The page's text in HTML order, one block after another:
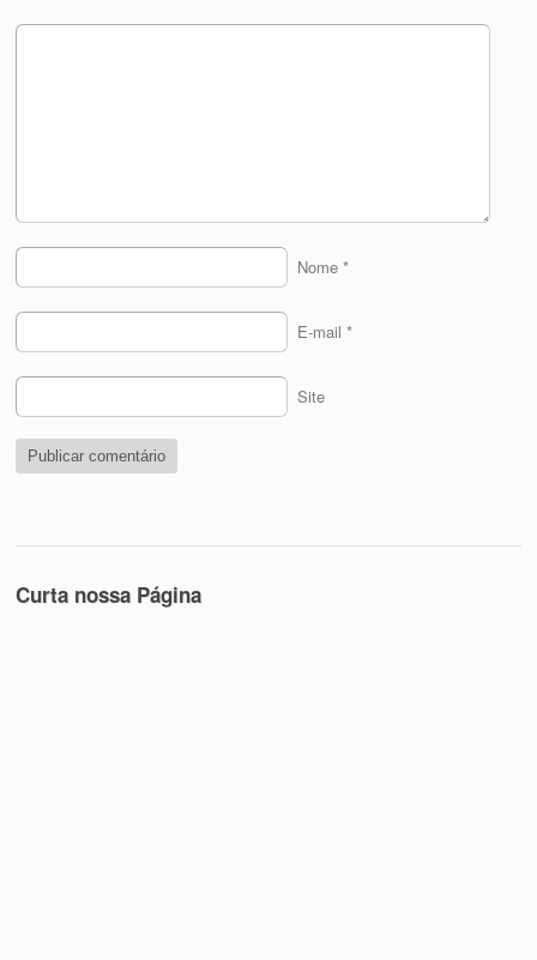
Nome *
E-mail *
Site
Curta nossa Página